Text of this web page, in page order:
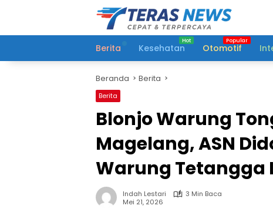
Berita Kesehatan Otomotif
Beranda Berita
Berita
Blonjo Warung
Magelang, ASN
Warung Tetangga
Indah Lestari
3 Min Baca
Mei 21, 2026